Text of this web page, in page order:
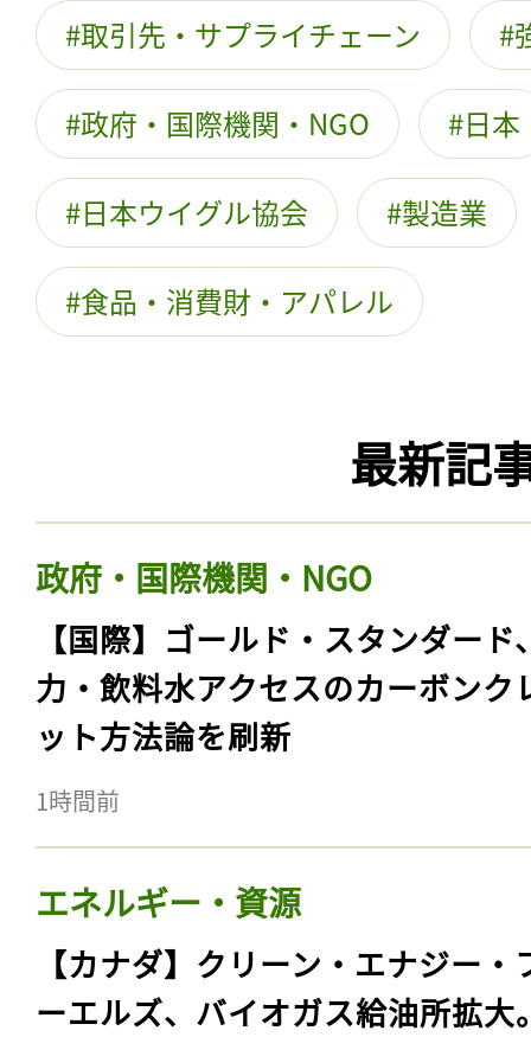
取引先・サプライチェーン
政府・国際機関・NGO 日本
日本ウイグル協会 製造業
食品・消費財・アパレル
最新記
政府・国際機関・NGO
【国際】ゴールド・スタンダード
力・飲料水アクセスのカーボンク
ット方法論を刷新
1時間前
エネルギー・資源
【カナダ】クリーン・エナジー・
ーエルズ、バイオガス給油所拡大